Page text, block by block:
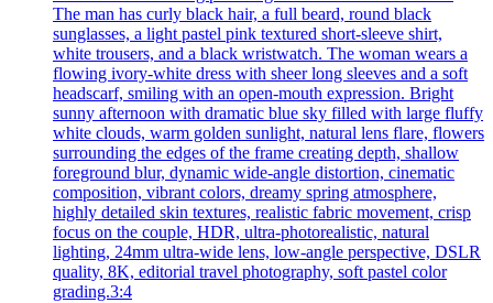
The man has curly black hair, a full beard, round black
sunglasses, a light pastel pink textured short-sleeve shirt,
white trousers, and a black wristwatch. The woman wears a
flowing ivory-white dress with sheer long sleeves and a soft
headscarf, smiling with an open-mouth expression. Bright
sunny afternoon with dramatic blue sky filled with large fluffy
white clouds, warm golden sunlight, natural lens flare, flowers
surrounding the edges of the frame creating depth, shallow
foreground blur, dynamic wide-angle distortion, cinematic
composition, vibrant colors, dreamy spring atmosphere,
highly detailed skin textures, realistic fabric movement, crisp
focus on the couple, HDR, ultra-photorealistic, natural
lighting, 24mm ultra-wide lens, low-angle perspective, DSLR
quality, 8K, editorial travel photography, soft pastel color
grading.3:4